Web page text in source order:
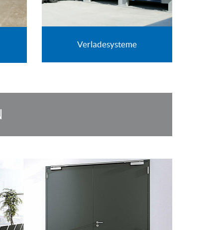
Verladesysteme